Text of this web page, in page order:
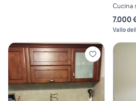
Cucina
7.000
Vallo